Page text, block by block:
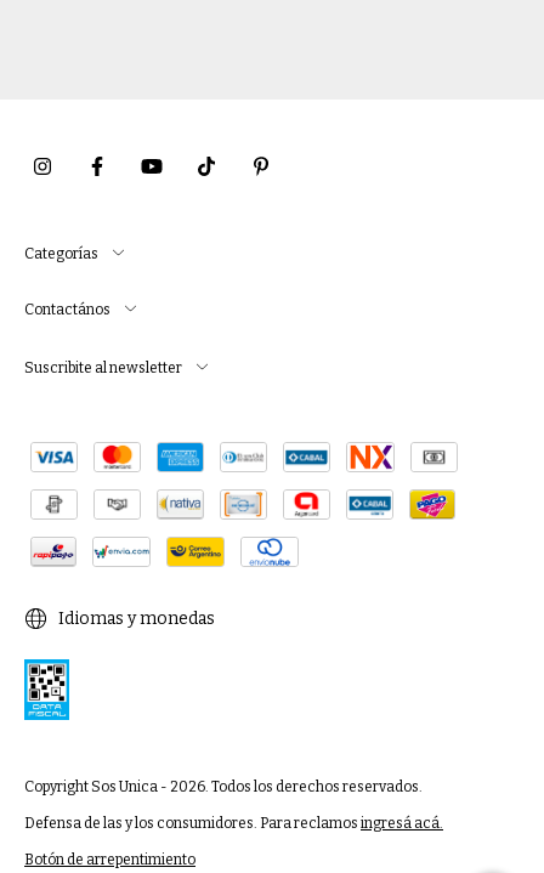
Categorías
Contactános
Suscribite al newsletter
Idiomas y monedas
Copyright Sos Unica - 2026. Todos los derechos reservados.
Defensa de las y los consumidores. Para reclamos ingresá acá.
Botón de arrepentimiento